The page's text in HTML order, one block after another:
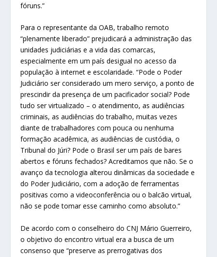
fóruns.”
Para o representante da OAB, trabalho remoto
“plenamente liberado” prejudicará a administração das
unidades judiciárias e a vida das comarcas,
especialmente em um país desigual no acesso da
população à internet e escolaridade. “Pode o Poder
Judiciário ser considerado um mero serviço, a ponto de
prescindir da presença de um pacificador social? Pode
tudo ser virtualizado – o atendimento, as audiências
criminais, as audiências do trabalho, muitas vezes
diante de trabalhadores com pouca ou nenhuma
formação acadêmica, as audiências de custódia, o
Tribunal do Júri? Pode o Brasil ser um país de bares
abertos e fóruns fechados? Acreditamos que não. Se o
avanço da tecnologia alterou dinâmicas da sociedade e
do Poder Judiciário, com a adoção de ferramentas
positivas como a videoconferência ou o balcão virtual,
não se pode tomar esse caminho como absoluto.”
De acordo com o conselheiro do CNJ Mário Guerreiro,
o objetivo do encontro virtual era a busca de um
consenso que “preserve as prerrogativas dos